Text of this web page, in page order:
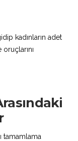
kadınların adet
oruçlarını
tamamlama